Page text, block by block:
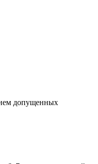
допущенных